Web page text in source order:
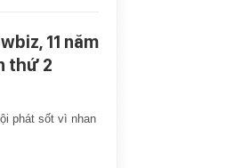
11 năm
thứ 2
phát sốt vì nhan